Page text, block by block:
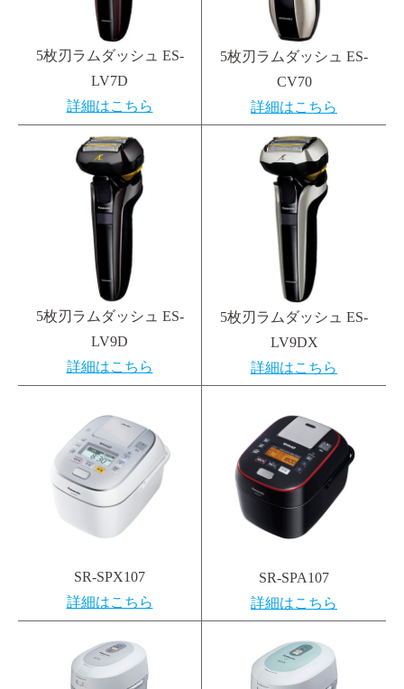
5枚刃ラムダッシュ ES-
LV7D
詳細はこちら
5枚刃ラムダッシュ ES-
CV70
詳細はこちら
5枚刃ラムダッシュ ES-
LV9D
詳細はこちら
5枚刃ラムダッシュ ES-
LV9DX
詳細はこちら
SR-SPX107
詳細はこちら
SR-SPA107
詳細はこちら